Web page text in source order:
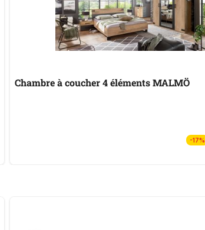
Chambre à coucher 4 éléments MALMÖ
-17%